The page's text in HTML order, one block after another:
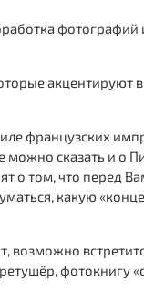
французских
сказать и о
о том, что перед
какую
фотокнигу